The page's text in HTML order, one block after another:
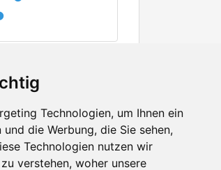
Technologien, um Ihnen ein
die Werbung, die Sie sehen,
Technologien nutzen wir
verstehen, woher unsere